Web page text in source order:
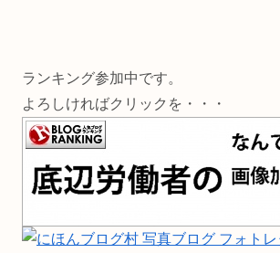
ランキング参加中です。
よろしければクリックを・・・